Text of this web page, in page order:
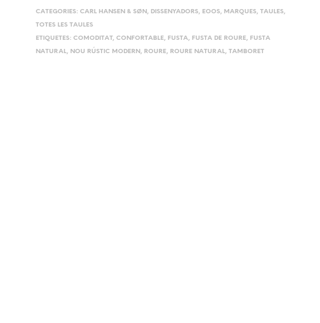
CATEGORIES: CARL HANSEN & SØN , DISSENYADORS, EOOS, MARQUES, TAULES,
TOTES LES TAULES
ETIQUETES: COMODITAT, CONFORTABLE, FUSTA, FUSTA DE ROURE, FUSTA
NATURAL, NOU RÚSTIC MODERN , ROURE, ROURE NATURAL, TAMBORET